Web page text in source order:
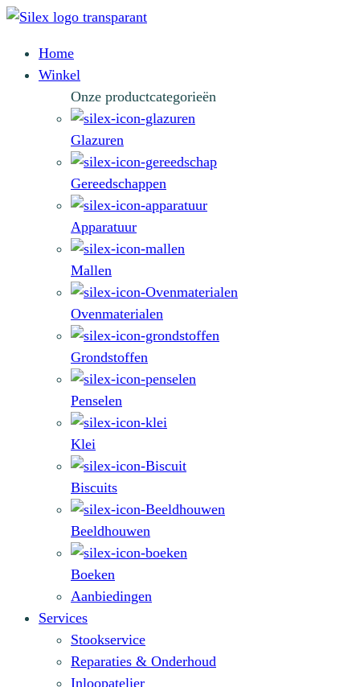
Home
Winkel
Onze productcategorieën
Glazuren
Gereedschappen
Apparatuur
Mallen
Ovenmaterialen
Grondstoffen
Penselen
Klei
Biscuits
Beeldhouwen
Boeken
Aanbiedingen
Services
Stookservice
Reparaties & Onderhoud
Inloopatelier